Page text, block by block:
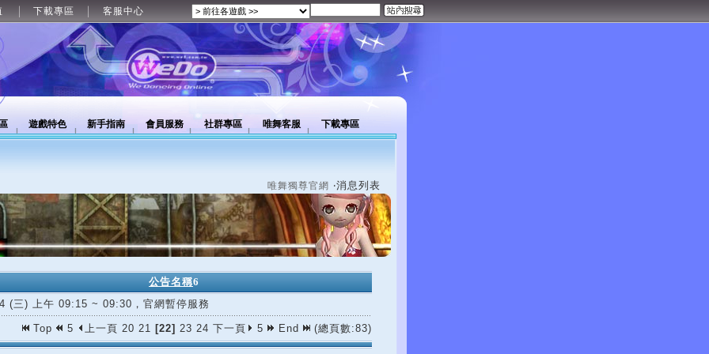
下載專區 客服中心
遊戲特色 新手指南 會員服務 社群專區 唯舞客服 下載專區
唯舞獨尊官網 ‧消息列表
公告名稱6
(三) 上午 09:15 ~ 09:30，官網暫停服務
Top 5 上一頁 20 21 [22] 23 24 下一頁 5 End (總頁數:83)